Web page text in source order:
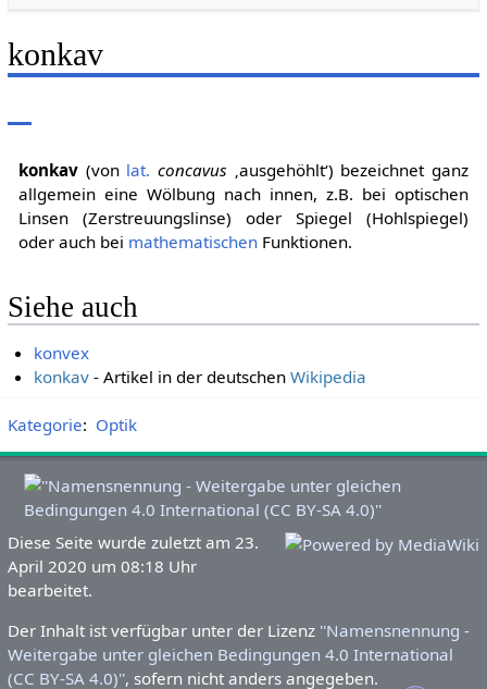
konkav
konkav(von lat. concavus ‚ausgehöhlt‘) bezeichnet ganz
allgemein eine Wölbung nach innen, z.B. bei optischen
Linsen (Zerstreuungslinse) oder Spiegel (Hohlspiegel)
oder auch bei mathematischenFunktionen.
Siehe auch
konvex
konkav - Artikel in der deutschenWikipedia
Kategorie: Optik
Diese Seite wurde zuletzt am 23.
April 2020 um 08:18 Uhr
bearbeitet.
Der Inhalt ist verfügbar unter der Lizenz ''Namensnennung -
Weitergabe unter gleichen Bedingungen 4.0 International
(CC BY-SA 4.0)'', sofern nicht anders angegeben.